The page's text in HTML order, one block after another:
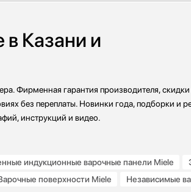
в Казани и
Фирменная гарантия производителя,
без переплаты. Новинки года, подборки и
инструкций и видео.
индукционные варочные панели Miele
поверхности Miele
Независимые